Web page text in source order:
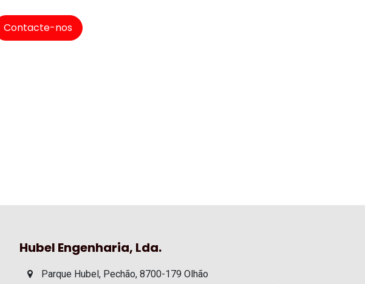
Contacte-nos
Hubel Engenharia, Lda.
Parque Hubel, Pechão, 8700-179 Olhão